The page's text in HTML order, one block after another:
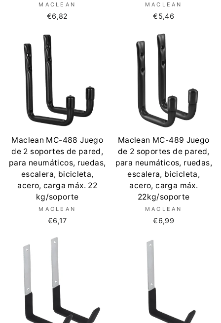
MACLEAN
€6,82
MACLEAN
€5,46
Maclean MC-488 Juego
de 2 soportes de pared,
para neumáticos, ruedas,
escalera, bicicleta,
acero, carga máx. 22
kg/soporte
MACLEAN
€6,17
Maclean MC-489 Juego
de 2 soportes de pared,
para neumáticos, ruedas,
escalera, bicicleta,
acero, carga máx.
22kg/soporte
MACLEAN
€6,99